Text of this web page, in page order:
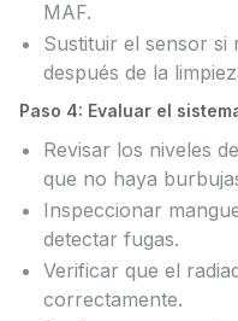
MAF.
Sustituir el sensor si
después de la
Paso 4: Evaluar el
Revisar los niveles
que no haya
Inspeccionar
detectar fugas.
Verificar que el
correctamente.